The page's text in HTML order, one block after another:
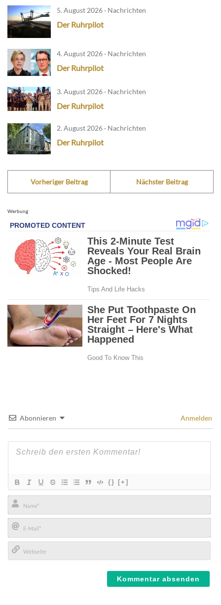
5. August 2026 · Nachrichten
Der Ruhrpilot
4. August 2026 · Nachrichten
Der Ruhrpilot
3. August 2026 · Nachrichten
Der Ruhrpilot
2. August 2026 · Nachrichten
Der Ruhrpilot
Vorheriger Beitrag Nächster Beitrag
Werbung
Abonnieren Anmelden
{} [+]
Name*
E-
Mail*